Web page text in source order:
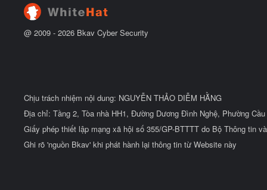
u
@ 2009 - 2026 Bkav Cyber Security
Chịu trách nhiệm nội dung: NGUYỄN THẢO DIỄM HẰNG
Địa chỉ: Tầng 2, Tòa nhà HH1, Đường Dương Đình Nghệ, Phường
Giấy phép thiết lập mạng xã hội số 355/GP-BTTTT do Bộ Thông tin
Ghi rõ 'nguồn Bkav' khi phát hành lại thông tin từ Website này